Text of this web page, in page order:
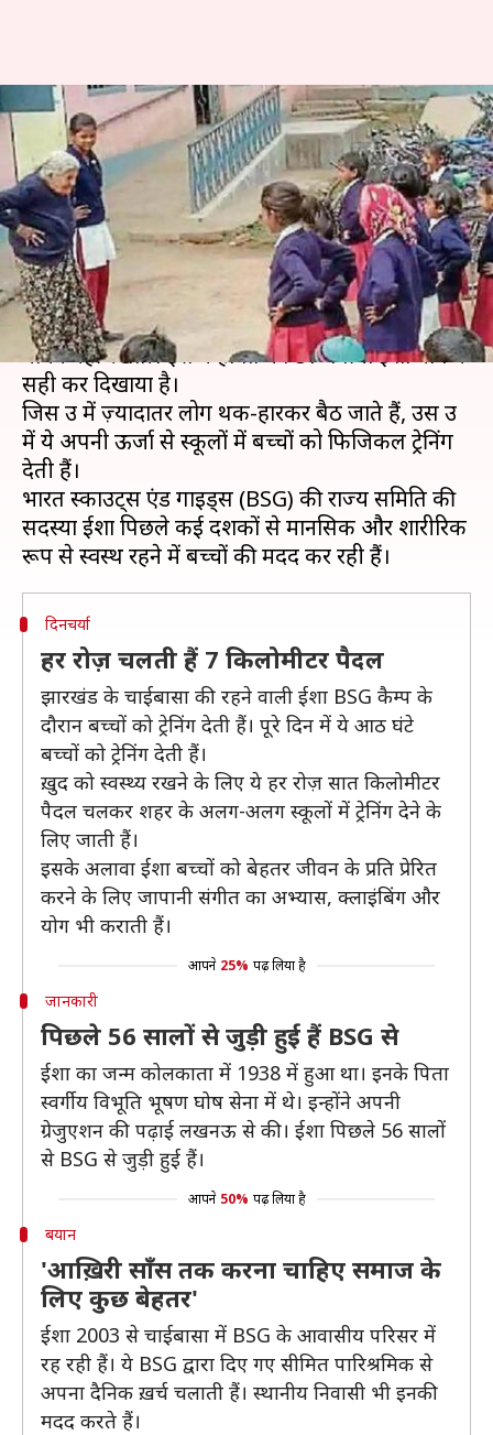
इस 81 वर्षीय महिला की फुर्ती कर देगी
हैरान, देती हैं स्कूली बच्चों को
फिजिकल ट्रेनिंग
लेखन प्रदीप मौर्य Jan 31, 2019 05:25 pm
क्या है खबर?
सही कहा जाता है कि व्यक्ति के जज़्बे के आगे उम्र कोई
मायने नहीं रखती। इस कहावत को 81 वर्षीया ईशा घोष ने
सही कर दिखाया है।
जिस उम्र में ज़्यादातर लोग थक-हारकर बैठ जाते हैं, उस उम्र
में ये अपनी ऊर्जा से स्कूलों में बच्चों को फिजिकल ट्रेनिंग
देती हैं।
भारत स्काउट्स एंड गाइड्स (BSG) की राज्य समिति की
सदस्या ईशा पिछले कई दशकों से मानसिक और शारीरिक
दिनचर्या
हर रोज़ चलती हैं 7 किलोमीटर पैदल
झारखंड के चाईबासा की रहने वाली ईशा BSG कैम्प के
दौरान बच्चों को ट्रेनिंग देती हैं। पूरे दिन में ये आठ घंटे
बच्चों को ट्रेनिंग देती हैं।
ख़ुद को स्वस्थ्य रखने के लिए ये हर रोज़ सात किलोमीटर
पैदल चलकर शहर के अलग-अलग स्कूलों में ट्रेनिंग देने के
लिए जाती हैं।
इसके अलावा ईशा बच्चों को बेहतर जीवन के प्रति प्रेरित
करने के लिए जापानी संगीत का अभ्यास, क्लाइंबिंग और
योग भी कराती हैं।
आपने 25% पढ़ लिया है
जानकारी
पिछले 56 सालों से जुड़ी हुई हैं BSG से
ईशा का जन्म कोलकाता में 1938 में हुआ था। इनके पिता
स्वर्गीय विभूति भूषण घोष सेना में थे। इन्होंने अपनी
ग्रेजुएशन की पढ़ाई लखनऊ से की। ईशा पिछले 56 सालों
से BSG से जुड़ी हुई हैं।
आपने 50% पढ़ लिया है
बयान
'आख़िरी साँस तक करना चाहिए समाज के
लिए कुछ बेहतर'
ईशा 2003 से चाईबासा में BSG के आवासीय परिसर में
रह रही हैं। ये BSG द्वारा दिए गए सीमित पारिश्रमिक से
अपना दैनिक ख़र्च चलाती हैं। स्थानीय निवासी भी इनकी
मदद करते हैं।